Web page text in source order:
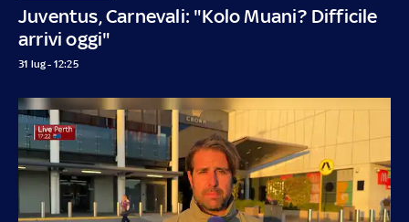
Juventus, Carnevali: "Kolo Muani? Difficile
arrivi oggi"
31 lug - 12:25